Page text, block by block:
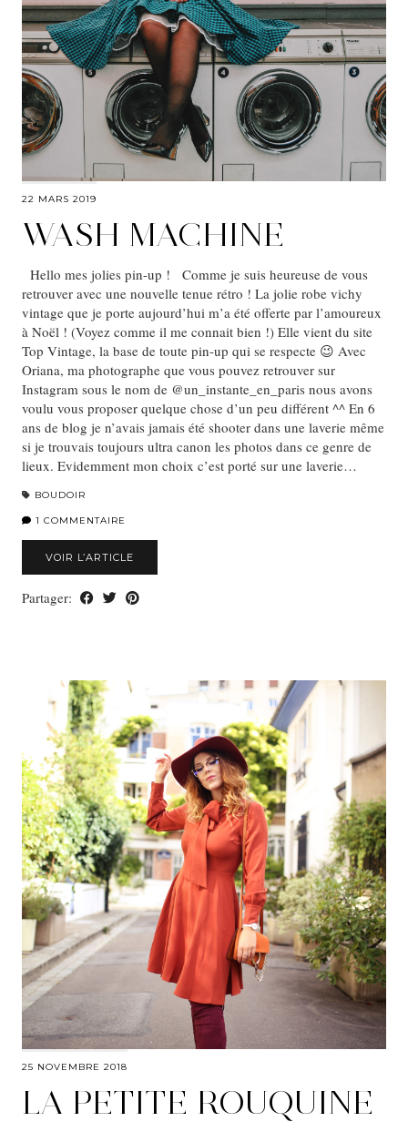
22 MARS 2019
WASH MACHINE
Hello mes jolies pin-up ! Comme je suis heureuse de vous
retrouver avec une nouvelle tenue rétro ! La jolie robe vichy
vintage que je porte aujourd’hui m’a été offerte par l’amoureux
à Noël ! (Voyez comme il me connait bien !) Elle vient du site
Top Vintage, la base de toute pin-up qui se respecte 😉 Avec
Oriana, ma photographe que vous pouvez retrouver sur
Instagram sous le nom de @un_instante_en_paris nous avons
voulu vous proposer quelque chose d’un peu différent ^^ En 6
ans de blog je n’avais jamais été shooter dans une laverie même
si je trouvais toujours ultra canon les photos dans ce genre de
lieux. Evidemment mon choix c’est porté sur une laverie…
BOUDOIR
1 COMMENTAIRE
VOIR L’ARTICLE
Partager:
25 NOVEMBRE 2018
LA PETITE ROUQUINE